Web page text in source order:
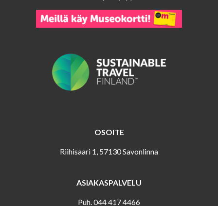
OSOITE
Riihisaari 1, 57130 Savonlinna
ASIAKASPALVELU
Puh. 044 417 4466